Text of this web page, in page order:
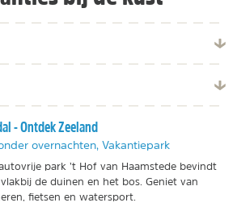
- Ontdek Zeeland
overnachten, Vakantiepark
park ’t Hof van Haamstede bevindt
de duinen en het bos. Geniet van
fietsen en watersport.